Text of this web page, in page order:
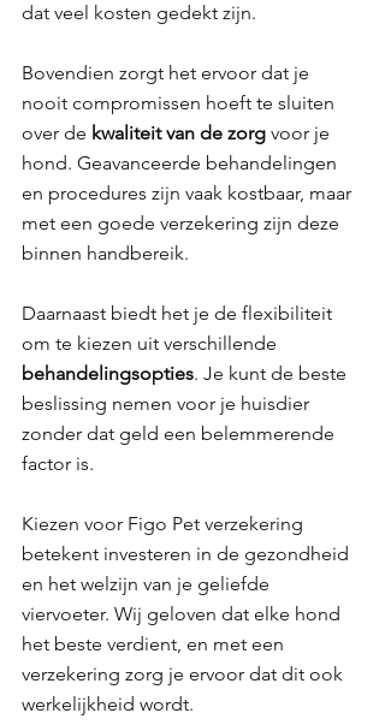
dat veel kosten gedekt zijn.
Bovendien zorgt het ervoor dat je
nooit compromissen hoeft te sluiten
over de kwaliteit van de zorg voor je
hond. Geavanceerde behandelingen
en procedures zijn vaak kostbaar, maar
met een goede verzekering zijn deze
binnen handbereik.
Daarnaast biedt het je de flexibiliteit
om te kiezen uit verschillende
behandelingsopties. Je kunt de beste
beslissing nemen voor je huisdier
zonder dat geld een belemmerende
factor is.
Kiezen voor Figo Pet verzekering
betekent investeren in de gezondheid
en het welzijn van je geliefde
viervoeter. Wij geloven dat elke hond
het beste verdient, en met een
verzekering zorg je ervoor dat dit ook
werkelijkheid wordt.